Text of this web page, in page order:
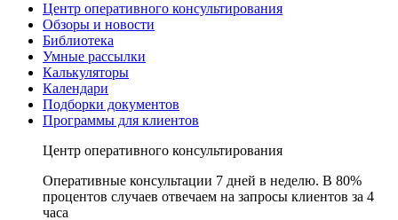
Центр оперативного консультирования
Обзоры и новости
Библиотека
Умные рассылки
Калькуляторы
Календари
Подборки документов
Программы для клиентов
Центр оперативного консультирования
Оперативные консультации 7 дней в неделю. В 80%
процентов случаев отвечаем на запросы клиентов за 4
часа